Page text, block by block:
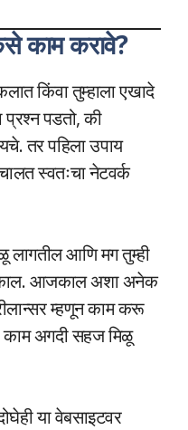
काम करावे?
किंवा तुम्हाला एखादे
पडतो, की
तर पहिला उपाय
स्वतःचा नेटवर्क
लागतील आणि मग तुम्ही
आजकाल अशा अनेक
म्हणून काम करू
काम अगदी सहज मिळू
या वेबसाइटवर